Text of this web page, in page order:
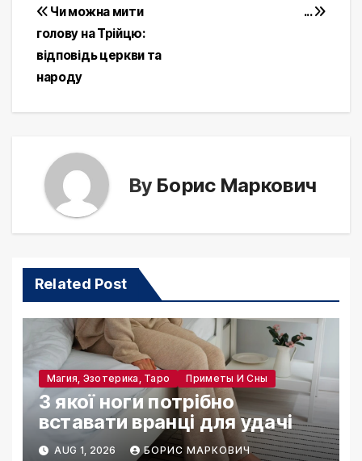
Post
navigation
...
Чи можна мити
голову на Трійцю:
відповідь церкви та
народу
By Борис Маркович
Related Post
Магия, Эзотерика, Таро Приметы И Сны
З якої ноги потрібно
вставати вранці для удачі
AUG 1, 2026 БОРИС МАРКОВИЧ